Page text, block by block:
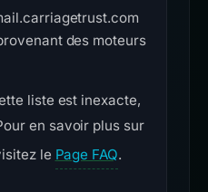
des moteurs
liste est inexacte,
en savoir plus sur
le Page FAQ.